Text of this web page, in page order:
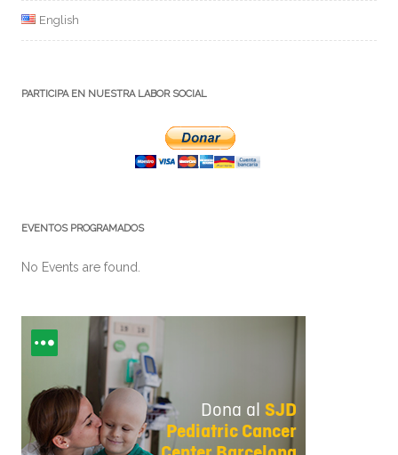
English
PARTICIPA EN NUESTRA LABOR SOCIAL
EVENTOS PROGRAMADOS
No Events are found.